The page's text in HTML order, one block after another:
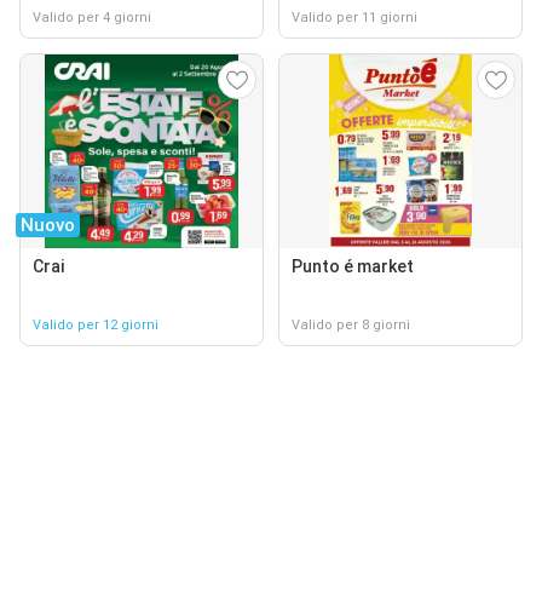
Valido per 4 giorni Valido per 11 giorni
Nuovo
Crai
Valido per 12 giorni
Punto é market
Valido per 8 giorni